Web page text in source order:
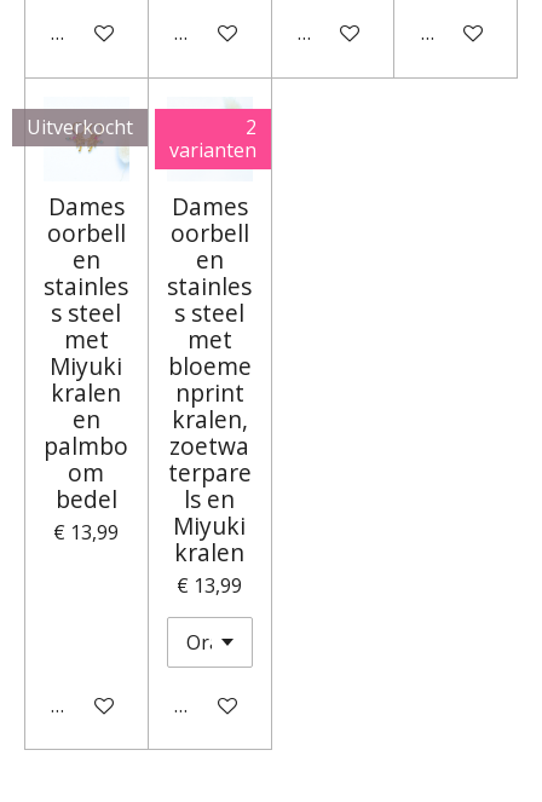
In winkelwagenIn winkelwagenIn winkelwagen
In
Uitverkocht
Dames
oorbell
en
stainles
s steel
met
Miyuki
kralen
en
palmbo
om
bedel
€ 13,99
Houd mij op de hoogte
2
varianten
Dames
oorbell
en
stainles
s steel
met
bloeme
nprint
kralen,
zoetwa
terpare
ls en
Miyuki
kralen
€ 13,99
In winkelwagen